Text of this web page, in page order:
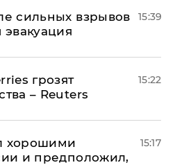
сильных взрывов
эвакуация
15:39
грозят
– Reuters
15:22
хорошими
и предположил,
15:17